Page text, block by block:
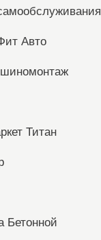
Авто
Титан
Бетонной